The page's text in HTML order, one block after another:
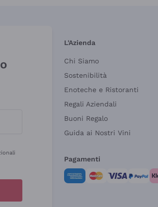
L'Azienda
Chi Siamo
Sostenibilità
Enoteche e Ristoranti
Regali Aziendali
Buoni Regalo
Guida ai Nostri Vini
Pagamenti